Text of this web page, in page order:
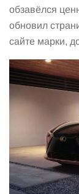
обзавёлся
обновил
сайте марки,